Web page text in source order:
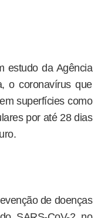
estudo da Agência
o coronavírus que
superfícies como
por até 28 dias
de doenças